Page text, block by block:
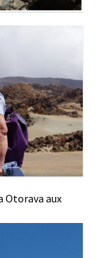
Otorava aux